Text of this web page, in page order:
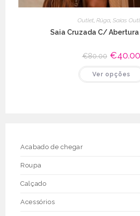
Outlet Rüga Saias
Saia Cruzada C/ Abertura
€80.00 O
preço
original
era:
€80.00.
€40.00
Ver opções
Acabado de chegar
Roupa
Calçado
Acessórios